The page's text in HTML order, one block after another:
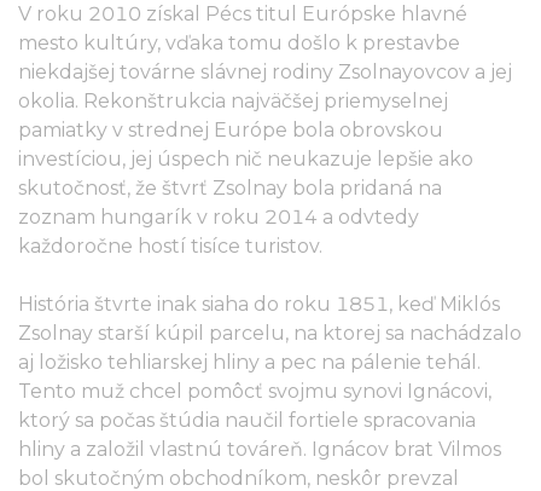
V roku 2010 získal Pécs titul Európske hlavné
mesto kultúry, vďaka tomu došlo k prestavbe
niekdajšej továrne slávnej rodiny Zsolnayovcov a jej
okolia. Rekonštrukcia najväčšej priemyselnej
pamiatky v strednej Európe bola obrovskou
investíciou, jej úspech nič neukazuje lepšie ako
skutočnosť, že štvrť Zsolnay bola pridaná na
zoznam hungarík v roku 2014 a odvtedy
každoročne hostí tisíce turistov.
História štvrte inak siaha do roku 1851, keď Miklós
Zsolnay starší kúpil parcelu, na ktorej sa nachádzalo
aj ložisko tehliarskej hliny a pec na pálenie tehál.
Tento muž chcel pomôcť svojmu synovi Ignácovi,
ktorý sa počas štúdia naučil fortiele spracovania
hliny a založil vlastnú továreň. Ignácov brat Vilmos
bol skutočným obchodníkom, neskôr prevzal